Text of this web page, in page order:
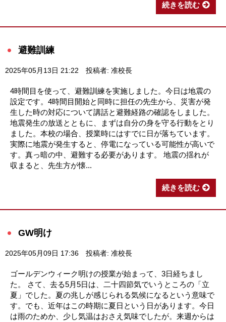
続きを読む
避難訓練
2025年05月13日 21:22 投稿者: 准校長
4時間目を使って、避難訓練を実施しました。今日は地震の
設定です。4時間目開始と同時に担任の先生から、災害が発
生した時の対応について講話と避難経路の確認をしました。
地震発生の放送とともに、まずは自分の身を守る行動をとり
ました。本校の場合、授業時にはすでに日が落ちています。
実際に地震が発生すると、停電になっている可能性が高いで
す。真っ暗の中、避難する必要があります。 地震の揺れが
収まると、先生方が懐...
続きを読む
GW明け
2025年05月09日 17:36 投稿者: 准校長
ゴールデンウィーク明けの授業が始まって、3日経ちまし
た。 さて、去る5月5日は、二十四節気でいうところの「立
夏」でした。夏の兆しが感じられる気候になるという意味で
す。でも、近年はこの時期に夏日という日があります。今日
は雨のためか、少し気温はおさえ気味でしたが。来週からは